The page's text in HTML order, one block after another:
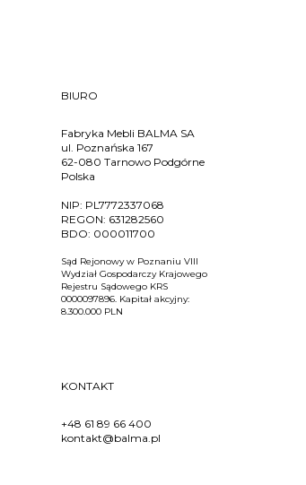
BIURO
Fabryka Mebli BALMA SA
ul. Poznańska 167
62-080 Tarnowo Podgórne
Polska
NIP: PL7772337068
REGON: 631282560
BDO: 000011700
Sąd Rejonowy w Poznaniu VIII
Wydział Gospodarczy Krajowego
Rejestru Sądowego KRS
0000097896. Kapitał akcyjny:
8.300.000 PLN
KONTAKT
+48 61 89 66 400
kontakt@balma.pl